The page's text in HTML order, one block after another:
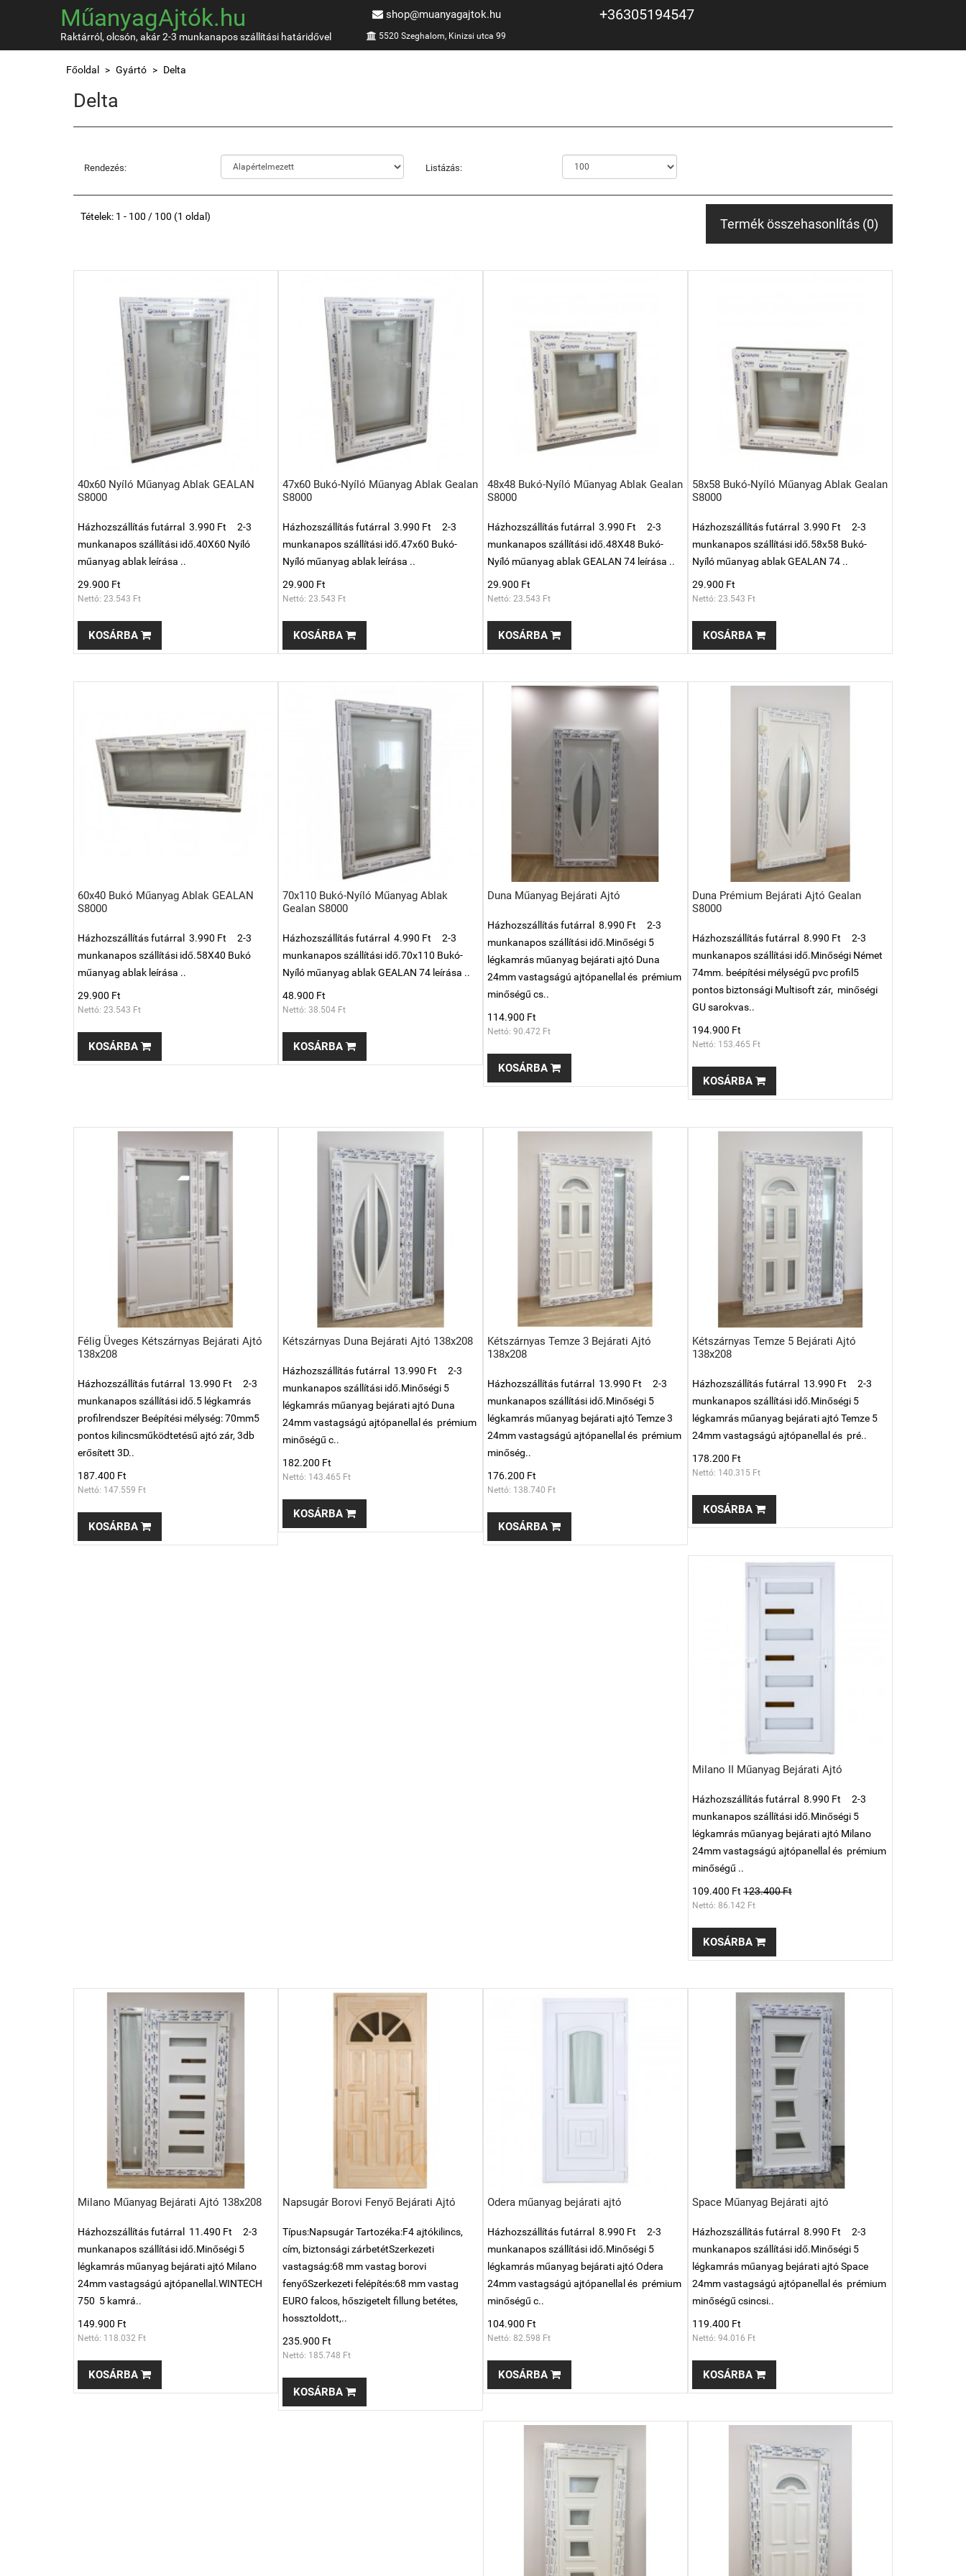
MűanyagAjtók.hu
Raktárról, olcsón, akár 2-3 munkanapos szállítási határidővel
shop@muanyagajtok.hu
5520 Szeghalom, Kinizsi utca 99
+36305194547
Főoldal Gyártó Delta
Delta
Rendezés: Listázás:
Tételek: 1 - 100 / 100 (1 oldal) Termék összehasonlítás (0)
40x60 Nyíló Műanyag Ablak GEALAN
S8000
Házhozszállítás futárral 3.990 Ft 2-3
munkanapos szállítási idő.40X60 Nyíló
műanyag ablak leírása ..
29.900 Ft
Nettó: 23.543 Ft
KOSÁRBA
47x60 Bukó-Nyíló Műanyag Ablak Gealan
S8000
Házhozszállítás futárral 3.990 Ft 2-3
munkanapos szállítási idő.47x60 Bukó-
Nyíló műanyag ablak leírása ..
29.900 Ft
Nettó: 23.543 Ft
KOSÁRBA
48x48 Bukó-Nyíló Műanyag Ablak Gealan
S8000
Házhozszállítás futárral 3.990 Ft 2-3
munkanapos szállítási idő.48X48 Bukó-
Nyíló műanyag ablak GEALAN 74 leírása ..
29.900 Ft
Nettó: 23.543 Ft
KOSÁRBA
58x58 Bukó-Nyíló Műanyag Ablak Gealan
S8000
Házhozszállítás futárral 3.990 Ft 2-3
munkanapos szállítási idő.58x58 Bukó-
Nyíló műanyag ablak GEALAN 74 ..
29.900 Ft
Nettó: 23.543 Ft
KOSÁRBA
60x40 Bukó Műanyag Ablak GEALAN
S8000
Házhozszállítás futárral 3.990 Ft 2-3
munkanapos szállítási idő.58X40 Bukó
műanyag ablak leírása ..
29.900 Ft
Nettó: 23.543 Ft
KOSÁRBA
70x110 Bukó-Nyíló Műanyag Ablak
Gealan S8000
Házhozszállítás futárral 4.990 Ft 2-3
munkanapos szállítási idő.70x110 Bukó-
Nyíló műanyag ablak GEALAN 74 leírása ..
48.900 Ft
Nettó: 38.504 Ft
KOSÁRBA
Duna Műanyag Bejárati Ajtó
Házhozszállítás futárral 8.990 Ft 2-3
munkanapos szállítási idő.Minőségi 5
légkamrás műanyag bejárati ajtó Duna
24mm vastagságú ajtópanellal és prémium
minőségű cs..
114.900 Ft
Nettó: 90.472 Ft
KOSÁRBA
Duna Prémium Bejárati Ajtó Gealan
S8000
Házhozszállítás futárral 8.990 Ft 2-3
munkanapos szállítási idő.Minőségi Német
74mm. beépítési mélységű pvc profil5
pontos biztonsági Multisoft zár, minőségi
GU sarokvas..
194.900 Ft
Nettó: 153.465 Ft
KOSÁRBA
Félig Üveges Kétszárnyas Bejárati Ajtó
138x208
Házhozszállítás futárral 13.990 Ft 2-3
munkanapos szállítási idő.5 légkamrás
profilrendszer Beépítési mélység: 70mm5
pontos kilincsműködtetésű ajtó zár, 3db
erősített 3D..
187.400 Ft
Nettó: 147.559 Ft
KOSÁRBA
Kétszárnyas Duna Bejárati Ajtó 138x208
Házhozszállítás futárral 13.990 Ft 2-3
munkanapos szállítási idő.Minőségi 5
légkamrás műanyag bejárati ajtó Duna
24mm vastagságú ajtópanellal és prémium
minőségű c..
182.200 Ft
Nettó: 143.465 Ft
KOSÁRBA
Kétszárnyas Temze 3 Bejárati Ajtó
138x208
Házhozszállítás futárral 13.990 Ft 2-3
munkanapos szállítási idő.Minőségi 5
légkamrás műanyag bejárati ajtó Temze 3
24mm vastagságú ajtópanellal és prémium
minőség..
176.200 Ft
Nettó: 138.740 Ft
KOSÁRBA
Kétszárnyas Temze 5 Bejárati Ajtó
138x208
Házhozszállítás futárral 13.990 Ft 2-3
munkanapos szállítási idő.Minőségi 5
légkamrás műanyag bejárati ajtó Temze 5
24mm vastagságú ajtópanellal és pré..
178.200 Ft
Nettó: 140.315 Ft
KOSÁRBA
Milano II Műanyag Bejárati Ajtó
Házhozszállítás futárral 8.990 Ft 2-3
munkanapos szállítási idő.Minőségi 5
légkamrás műanyag bejárati ajtó Milano
24mm vastagságú ajtópanellal és prémium
minőségű ..
109.400 Ft 123.400 Ft
Nettó: 86.142 Ft
KOSÁRBA
Milano Műanyag Bejárati Ajtó 138x208
Házhozszállítás futárral 11.490 Ft 2-3
munkanapos szállítási idő.Minőségi 5
légkamrás műanyag bejárati ajtó Milano
24mm vastagságú ajtópanellal.WINTECH
750 5 kamrá..
149.900 Ft
Nettó: 118.032 Ft
KOSÁRBA
Napsugár Borovi Fenyő Bejárati Ajtó
Típus:Napsugár Tartozéka:F4 ajtókilincs,
cím, biztonsági zárbetétSzerkezeti
vastagság:68 mm vastag borovi
fenyőSzerkezeti felépítés:68 mm vastag
EURO falcos, hőszigetelt fillung betétes,
hossztoldott,..
235.900 Ft
Nettó: 185.748 Ft
KOSÁRBA
Odera műanyag bejárati ajtó
Házhozszállítás futárral 8.990 Ft 2-3
munkanapos szállítási idő.Minőségi 5
légkamrás műanyag bejárati ajtó Odera
24mm vastagságú ajtópanellal és prémium
minőségű c..
104.900 Ft
Nettó: 82.598 Ft
KOSÁRBA
Space Műanyag Bejárati ajtó
Házhozszállítás futárral 8.990 Ft 2-3
munkanapos szállítási idő.Minőségi 5
légkamrás műanyag bejárati ajtó Space
24mm vastagságú ajtópanellal és prémium
minőségű csincsi..
119.400 Ft
Nettó: 94.016 Ft
KOSÁRBA